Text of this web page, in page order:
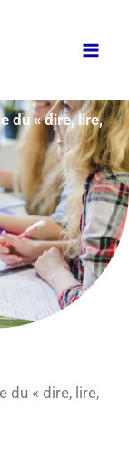
du « dire, lire,
du « dire, lire,